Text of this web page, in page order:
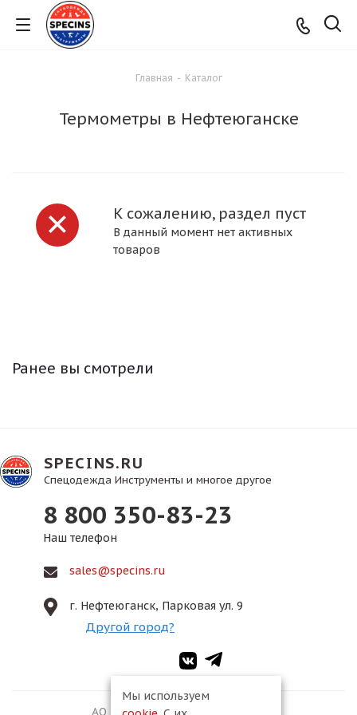
Главная - Каталог
Термометры в Нефтеюганске
К сожалению, раздел пуст
В данный момент нет активных
товаров
Ранее вы смотрели
SPECINS.RU
Спецодежда Инструменты и многое другое
8 800 350-83-23
Наш телефон
sales@specins.ru
г. Нефтеюганск, Парковая ул. 9
Другой город?
АО ПКФ «Спецмонтаж-2», 2026
Мы используем